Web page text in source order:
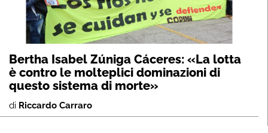
Bertha Isabel Zúniga Cáceres: «La lotta
è contro le molteplici dominazioni di
questo sistema di morte»
di Riccardo Carraro